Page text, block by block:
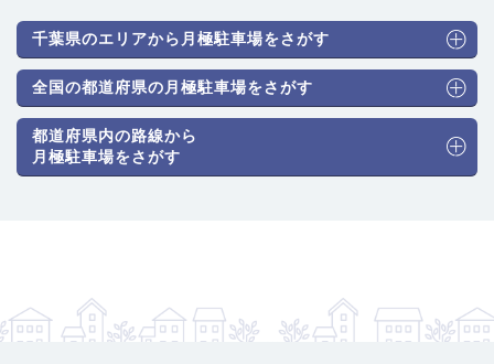
千葉県のエリアから月極駐車場をさがす
全国の都道府県の月極駐車場をさがす
都道府県内の路線から
月極駐車場をさがす